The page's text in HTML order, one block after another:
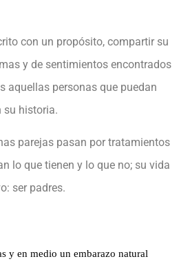
con un propósito, compartir su
y de sentimientos encontrados
aquellas personas que puedan
su historia.
parejas pasan por tratamientos
lo que tienen y lo que no; su vida
ser padres.
y en medio un embarazo natural